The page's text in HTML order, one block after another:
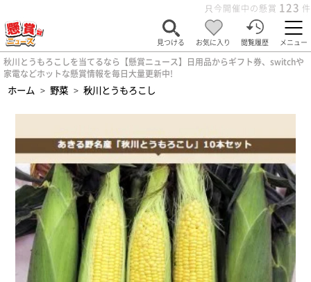
只今開催中の懸賞 123 件
見つける お気に入り 閲覧履歴 メニュー
秋川とうもろこしを当てるなら【懸賞ニュース】日用品からギフト券、switchや
家電などホットな懸賞情報を毎日大量更新中!
ホーム > 野菜 > 秋川とうもろこし